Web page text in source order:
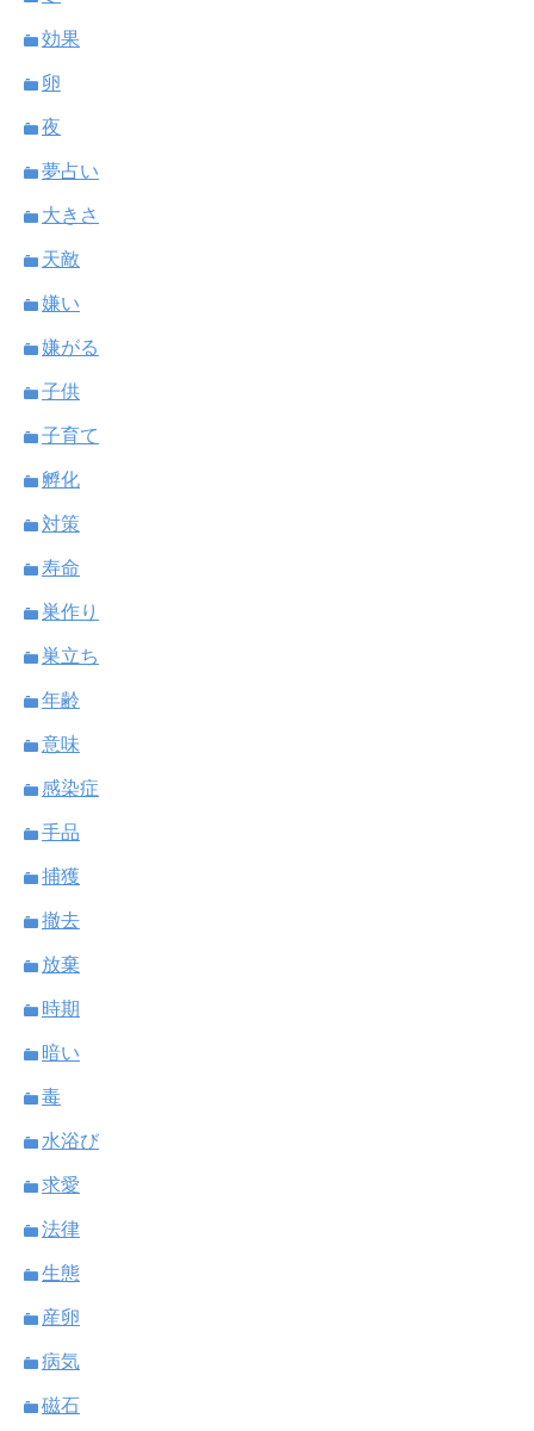
効果
卵
夜
夢占い
大きさ
天敵
嫌い
嫌がる
子供
子育て
孵化
対策
寿命
巣作り
巣立ち
年齢
意味
感染症
手品
捕獲
撤去
放棄
時期
暗い
毒
水浴び
求愛
法律
生態
産卵
病気
磁石